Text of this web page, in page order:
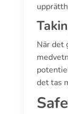
När det
det tas